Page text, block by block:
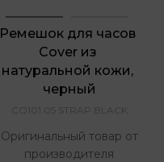
Ремешок для часов
Cover из
натуральной кожи,
черный
CO101.05 STRAP BLACK
Оригинальный товар от
производителя